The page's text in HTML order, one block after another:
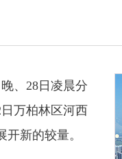
、28日凌晨分
万柏林区河西
新的较量。